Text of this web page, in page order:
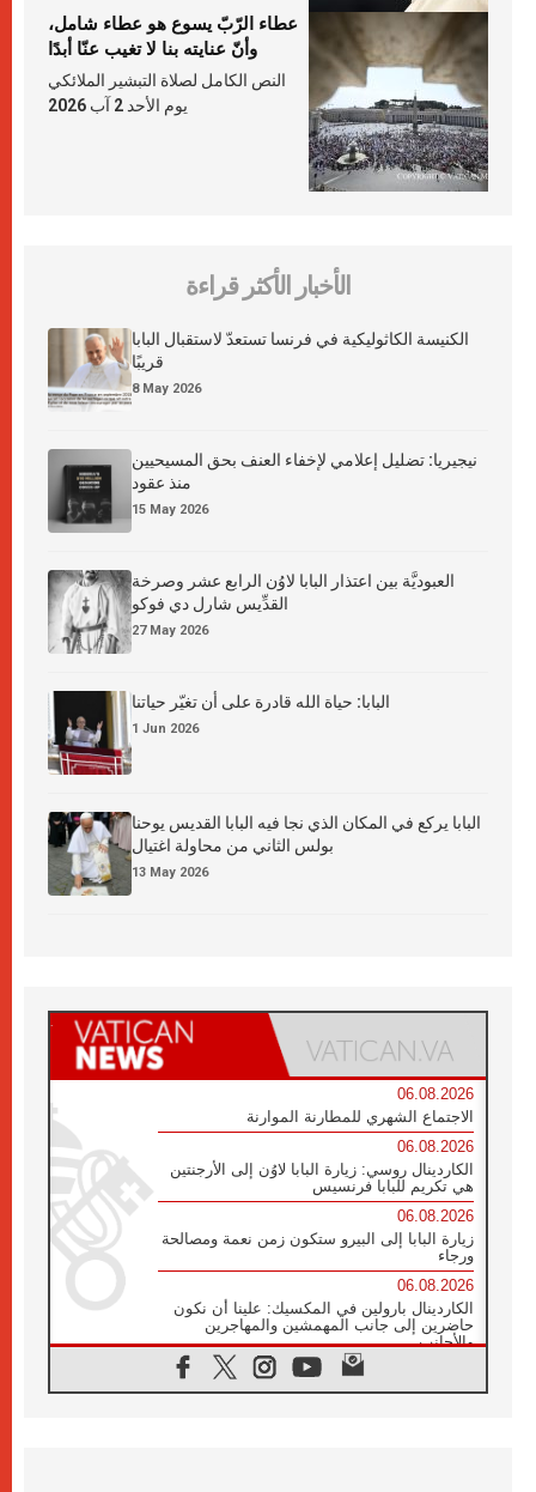
عطاء الرّبّ يسوع هو عطاء شامل،
وأنّ عنايته بنا لا تغيب عنّا أبدًا
النص الكامل لصلاة التبشير الملائكي
يوم الأحد 2 آب 2026
الأخبار الأكثر قراءة
الكنيسة الكاثوليكية في فرنسا تستعدّ لاستقبال البابا
قريبًا
8 May 2026
نيجيريا: تضليل إعلامي لإخفاء العنف بحق المسيحيين
منذ عقود
15 May 2026
العبوديَّة بين اعتذار البابا لاوُن الرابع عشر وصرخة
القدِّيس شارل دي فوكو
27 May 2026
البابا: حياة الله قادرة على أن تغيّر حياتنا
1 Jun 2026
البابا يركع في المكان الذي نجا فيه البابا القديس يوحنا
بولس الثاني من محاولة اغتيال
13 May 2026
06.08.2026
الاجتماع الشهري للمطارنة الموارنة
06.08.2026
الكاردينال روسي: زيارة البابا لاوُن إلى الأرجنتين
هي تكريم للبابا فرنسيس
06.08.2026
زيارة البابا إلى البيرو ستكون زمن نعمة ومصالحة
ورجاء
06.08.2026
الكاردينال بارولين في المكسيك: علينا أن نكون
حاضرين إلى جانب المهمشين والمهاجرين
والأجانب
البابا لاوُن الرابع عشر للشباب في أسيزي: